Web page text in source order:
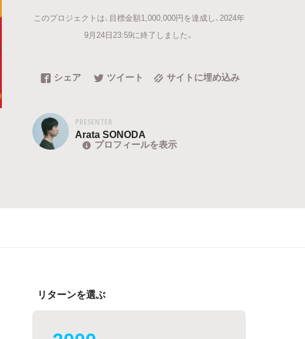
このプロジェクトは、目標金額1,000,000円を達成し、2024年
9月24日23:59に終了しました。
シェア ツイート サイトに埋め込み
PRESENTER
Arata SONODA
プロフィールを表示
リターンを選ぶ